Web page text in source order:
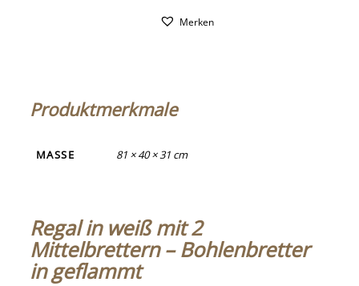
Merken
Produktmerkmale
MASSE 81 × 40 × 31 cm
Regal in weiß mit 2
Mittelbrettern – Bohlenbretter
in geflammt